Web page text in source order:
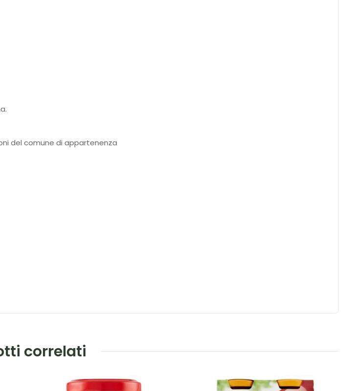
del comune di appartenenza
correlati